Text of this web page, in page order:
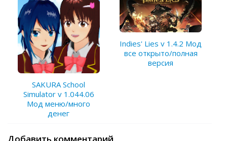
SAKURA School
Simulator v 1.044.06
Мод меню/много
денег
Indies' Lies v 1.4.2 Мод
все открыто/полная
версия